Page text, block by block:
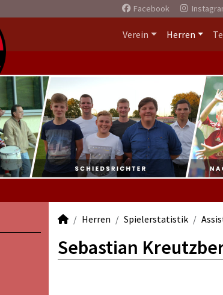
Facebook
Verein Herren
Herren Spielerstatistik
Sebastian